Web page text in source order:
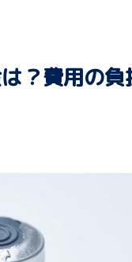
？費用の負